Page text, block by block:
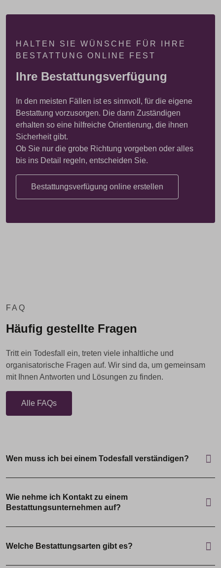
HALTEN SIE WÜNSCHE FÜR IHRE
BESTATTUNG ONLINE FEST
Ihre Bestattungsverfügung
In den meisten Fällen ist es sinnvoll, für die eigene
Bestattung vorzusorgen. Die dann Zuständigen
erhalten so eine hilfreiche Orientierung, die ihnen
Sicherheit gibt.
Ob Sie nur die grobe Richtung vorgeben oder alles
bis ins Detail regeln, entscheiden Sie.
Bestattungsverfügung online erstellen
FAQ
Häufig gestellte Fragen
Tritt ein Todesfall ein, treten viele inhaltliche und
organisatorische Fragen auf. Wir sind da, um gemeinsam
mit Ihnen Antworten und Lösungen zu finden.
Alle FAQs
Wen muss ich bei einem Todesfall verständigen?
Wie nehme ich Kontakt zu einem
Bestattungsunternehmen auf?
Welche Bestattungsarten gibt es?